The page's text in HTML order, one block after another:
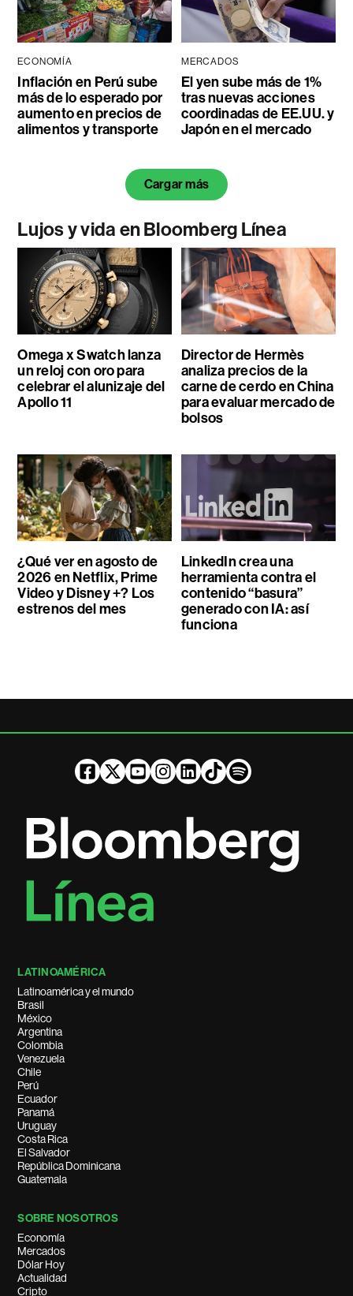
ECONOMÍA
Inflación en Perú sube
más de lo esperado por
aumento en precios de
alimentos y transporte
MERCADOS
El yen sube más de 1%
tras nuevas acciones
coordinadas de EE.UU. y
Japón en el mercado
Cargar más
Lujos y vida en Bloomberg Línea
Omega x Swatch lanza
un reloj con oro para
celebrar el alunizaje del
Apollo 11
Director de Hermès
analiza precios de la
carne de cerdo en China
para evaluar mercado de
bolsos
¿Qué ver en agosto de
2026 en Netflix, Prime
Video y Disney +? Los
estrenos del mes
LinkedIn crea una
herramienta contra el
contenido “basura”
generado con IA: así
funciona
LATINOAMÉRICA
Latinoamérica y el mundo
Brasil
México
Argentina
Colombia
Venezuela
Chile
Perú
Ecuador
Panamá
Uruguay
Costa Rica
El Salvador
República Dominicana
Guatemala
SOBRE NOSOTROS
Economía
Mercados
Dólar Hoy
Actualidad
Cripto